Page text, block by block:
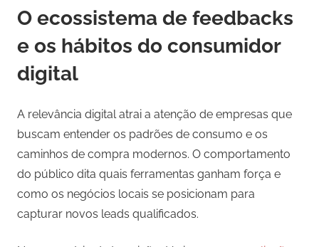
O ecossistema de feedbacks
e os hábitos do consumidor
digital
A relevância digital atrai a atenção de empresas que
buscam entender os padrões de consumo e os
caminhos de compra modernos. O comportamento
do público dita quais ferramentas ganham força e
como os negócios locais se posicionam para
capturar novos leads qualificados.